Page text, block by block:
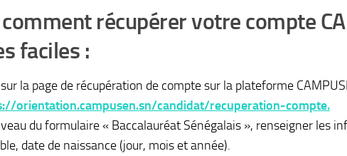
récupérer votre compte
faciles :
la page de récupération de compte sur la plateforme
orientation.campusen.sn/candidat/recuperation-compte.
du formulaire « Baccalauréat Sénégalais », renseigner les
date de naissance (jour, mois et année).